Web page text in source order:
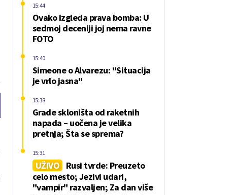
Ovako izgleda prava bomba: U
sedmoj deceniji joj nema ravne
FOTO
15:44
Simeone o Alvarezu: "Situacija
je vrlo jasna"
15:40
Grade skloništa od raketnih
napada – uočena je velika
pretnja; Šta se sprema?
15:38
UŽIVO
Rusi tvrde: Preuzeto
celo mesto; Jezivi udari,
"vampir" razvaljen; Za dan više
15:31